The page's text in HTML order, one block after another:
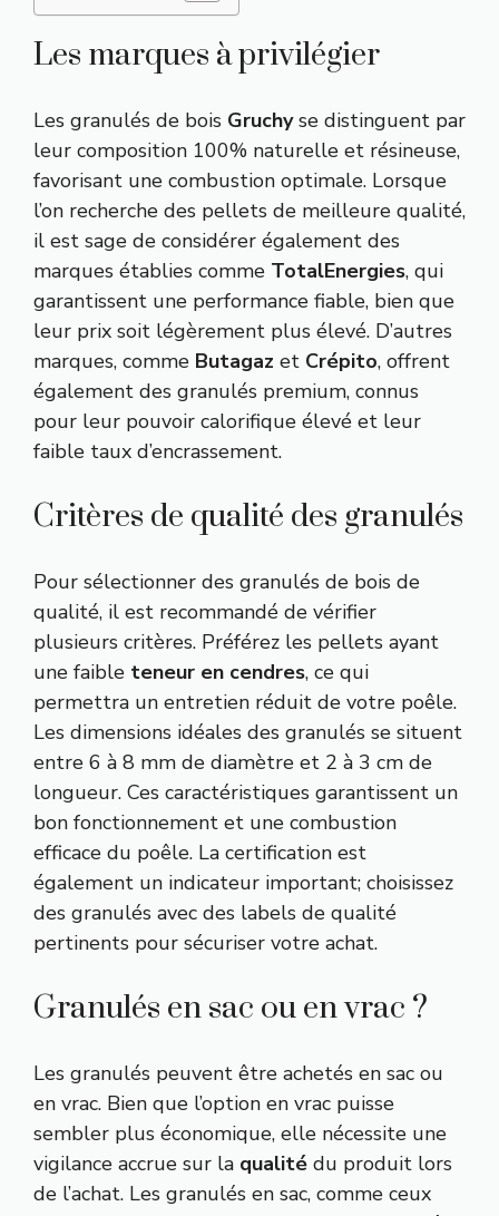
Les marques à privilégier
Les granulés de bois Gruchyse distinguent par
leur composition 100% naturelle et résineuse,
favorisant une combustion optimale. Lorsque
l’on recherche des pellets de meilleure qualité,
il est sage de considérer également des
marques établies comme TotalEnergies, qui
garantissent une performance fiable, bien que
leur prix soit légèrement plus élevé. D’autres
marques, comme Butagaz et Crépito, offrent
également des granulés premium, connus
pour leur pouvoir calorifique élevé et leur
faible taux d’encrassement.
Critères de qualité des granulés
Pour sélectionner des granulés de bois de
qualité, il est recommandé de vérifier
plusieurs critères. Préférez les pellets ayant
une faible teneur en cendres, ce qui
permettra un entretien réduit de votre poêle.
Les dimensions idéales des granulés se situent
entre 6 à 8 mm de diamètre et 2 à 3 cm de
longueur. Ces caractéristiques garantissent un
bon fonctionnement et une combustion
efficace du poêle. La certification est
également un indicateur important; choisissez
des granulés avec des labels de qualité
pertinents pour sécuriser votre achat.
Granulés en sac ou en vrac ?
Les granulés peuvent être achetés en sac ou
en vrac. Bien que l’option en vrac puisse
sembler plus économique, elle nécessite une
vigilance accrue sur la qualité du produit lors
de l’achat. Les granulés en sac, comme ceux